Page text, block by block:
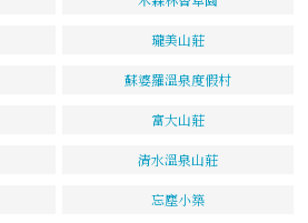
瓏美山莊
蘇婆羅溫泉度假村
富大山莊
清水溫泉山莊
忘塵小築